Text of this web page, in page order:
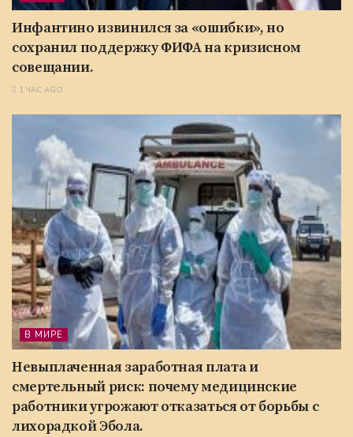
Инфантино извинился за «ошибки», но
сохранил поддержку ФИФА на кризисном
совещании.
1 ЧАС AGO
В МИРЕ
Невыплаченная заработная плата и
смертельный риск: почему медицинские
работники угрожают отказаться от борьбы с
лихорадкой Эбола.